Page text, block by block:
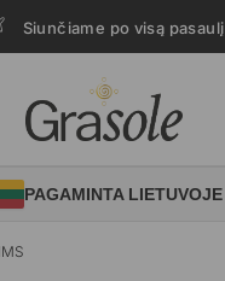
Siunčiame po visą pasaulį
PAGAMINTA LIETUVOJE